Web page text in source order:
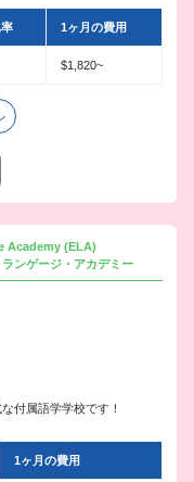
1ヶ月の費用
$1,820~
Academy (ELA)
ンゲージ・アカデミー
付属語学学校です！
1ヶ月の費用